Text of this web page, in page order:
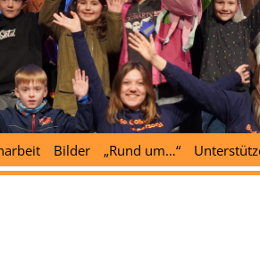
Bilder „Rund um…“